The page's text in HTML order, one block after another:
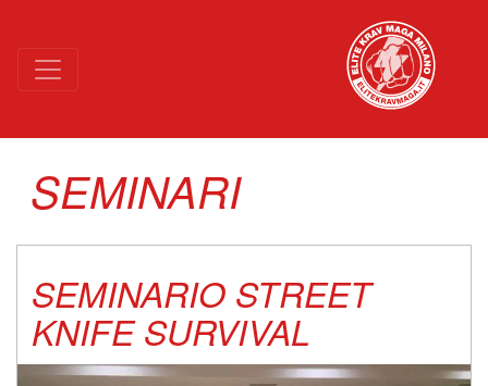
SEMINARI
SEMINARIO STREET
KNIFE SURVIVAL